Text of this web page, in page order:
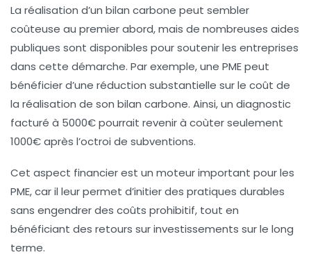
La réalisation d’un bilan carbone peut sembler
coûteuse au premier abord, mais de nombreuses aides
publiques sont disponibles pour soutenir les entreprises
dans cette démarche. Par exemple, une PME peut
bénéficier d’une réduction substantielle sur le coût de
la réalisation de son bilan carbone. Ainsi, un diagnostic
facturé à 5000€ pourrait revenir à coùter seulement
1000€ après l’octroi de subventions.
Cet aspect financier est un moteur important pour les
PME, car il leur permet d’initier des pratiques durables
sans engendrer des coûts prohibitif, tout en
bénéficiant des retours sur investissements sur le long
terme.